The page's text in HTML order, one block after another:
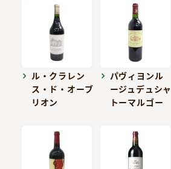
ル・クラレン
ス・ド・オーブ
リオン
パヴィヨンル
ージュデュシャ
トーマルゴー